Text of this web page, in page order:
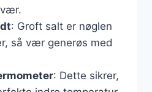
: Groft salt er nøglen
så vær generøs med
: Dette sikrer,